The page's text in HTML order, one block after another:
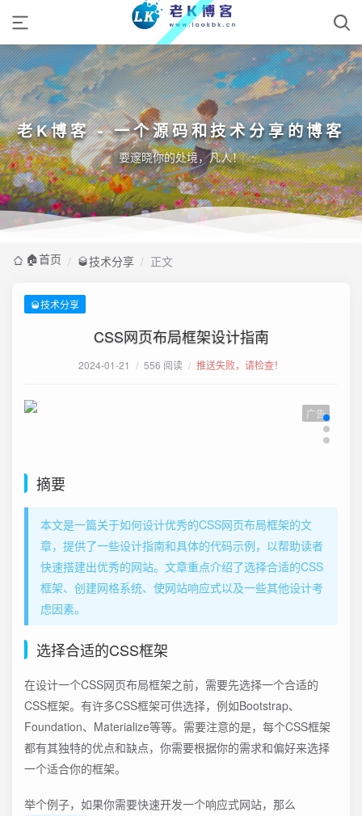
老K博客 - 一个源码和技术分享的博客
要邃晓你的处境，凡人！
🏠️首页 / 🥃技术分享 / 正文
🥃技术分享
CSS网页布局框架设计指南
2024-01-21 / 556 阅读 / 推送失败，请检查！
广告
摘要
本文是一篇关于如何设计优秀的CSS网页布局框架的文
章，提供了一些设计指南和具体的代码示例，以帮助读者
快速搭建出优秀的网站。文章重点介绍了选择合适的CSS
框架、创建网格系统、使网站响应式以及一些其他设计考
虑因素。
选择合适的CSS框架
在设计一个CSS网页布局框架之前，需要先选择一个合适的
CSS框架。有许多CSS框架可供选择，例如Bootstrap、
Foundation、Materialize等等。需要注意的是，每个CSS框架
都有其独特的优点和缺点，你需要根据你的需求和偏好来选择
一个适合你的框架。
举个例子，如果你需要快速开发一个响应式网站，那么